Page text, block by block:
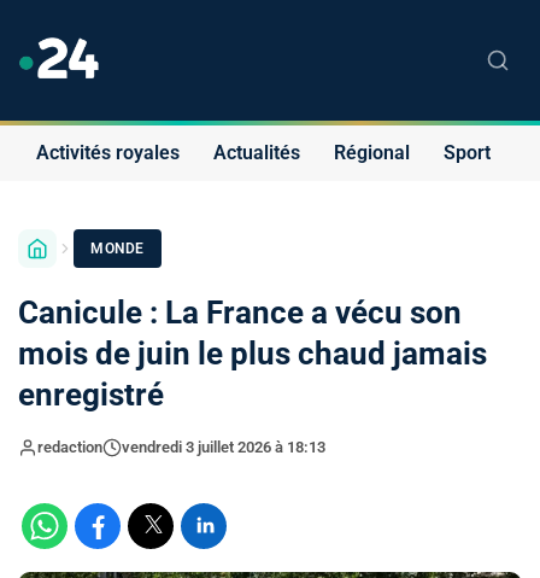
Activités royales Actualités Régional Sport
MONDE
Canicule : La France a vécu son
mois de juin le plus chaud jamais
enregistré
redaction vendredi 3 juillet 2026 à 18:13